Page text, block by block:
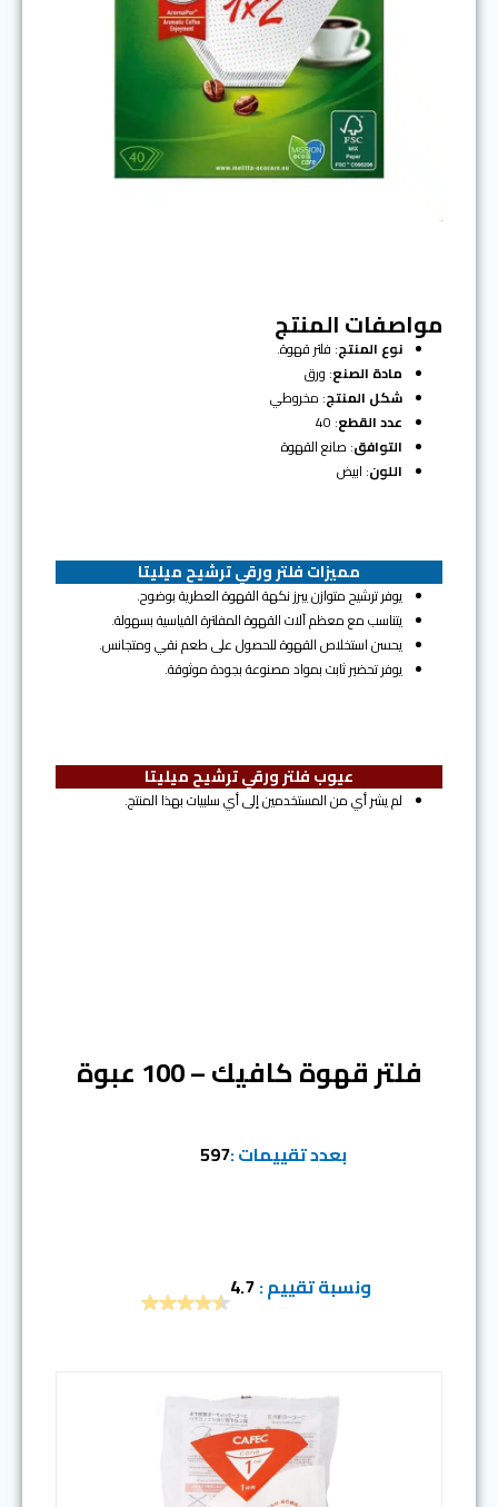
مواصفات المنتج
نوع المنتج: فلتر قهوة.
مادة الصنع: ورق
شكل المنتج: مخروطي
عدد القطع: 40
التوافق: صانع القهوة
اللون: ابيض
مميزات فلتر ورقي ترشيح ميليتا
يوفر ترشيح متوازن يبرز نكهة القهوة العطرية بوضوح.
يتناسب مع معظم آلات القهوة المفلترة القياسية بسهولة.
يحسن استخلاص القهوة للحصول على طعم نقي ومتجانس.
يوفر تحضير ثابت بمواد مصنوعة بجودة موثوقة.
عيوب فلتر ورقي ترشيح ميليتا
لم يشر أي من المستخدمين إلى أي سلبيات بهذا المنتج.
فلتر قهوة كافيك – 100 عبوة
بعدد تقييمات :597
ونسبة تقييم :4.7